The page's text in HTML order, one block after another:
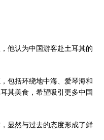
他认为中国游客赴土耳其的
包括环绕地中海、爱琴海和
其美食，希望吸引更多中国
显然与过去的态度形成了鲜